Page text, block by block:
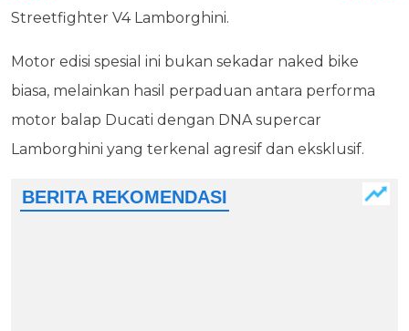
Streetfighter V4 Lamborghini.
Motor edisi spesial ini bukan sekadar naked bike
biasa, melainkan hasil perpaduan antara performa
motor balap Ducati dengan DNA supercar
Lamborghini yang terkenal agresif dan eksklusif.